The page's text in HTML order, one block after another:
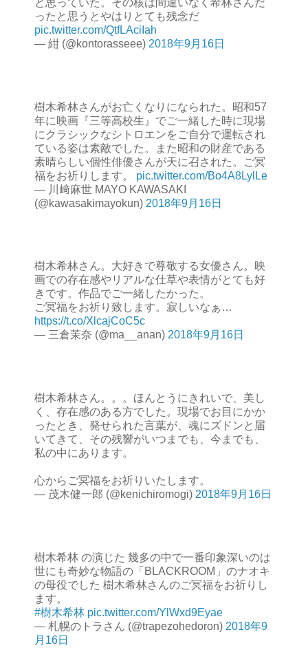
と思っていた。その核は間違いなく希林さんだ
ったと思うとやはりとても残念だ
pic.twitter.com/QtfLAciIah
— 紺 (@kontorasseee) 2018年9月16日
樹木希林さんがお亡くなりになられた。昭和57
年に映画『三等高校生』でご一緒した時に現場
にクラシックなシトロエンをご自分で運転され
ている姿は素敵でした。また昭和の財産である
素晴らしい個性俳優さんが天に召された。ご冥
福をお祈りします。 pic.twitter.com/Bo4A8LylLe
— 川﨑麻世 MAYO KAWASAKI
(@kawasakimayokun) 2018年9月16日
樹木希林さん。大好きで尊敬する女優さん。映
画での存在感やリアルな仕草や表情がとても好
きです。作品でご一緒したかった。
ご冥福をお祈り致します。寂しいなぁ…
https://t.co/XlcajCoC5c
— 三倉茉奈 (@ma__anan) 2018年9月16日
樹木希林さん。。。ほんとうにきれいで、美し
く、存在感のある方でした。現場でお目にかか
ったとき、発せられた言葉が、魂にズドンと届
いてきて、その残響がいつまでも、今までも、
私の中にあります。
心からご冥福をお祈りいたします。
— 茂木健一郎 (@kenichiromogi) 2018年9月16日
樹木希林 の演じた 幾多の中で一番印象深いのは
世にも奇妙な物語の「BLACKROOM」のナオキ
の母役でした 樹木希林さんのご冥福をお祈りし
ます。
#樹木希林 pic.twitter.com/YlWxd9Eyae
— 札幌のトラさん (@trapezohedoron) 2018年9
月16日